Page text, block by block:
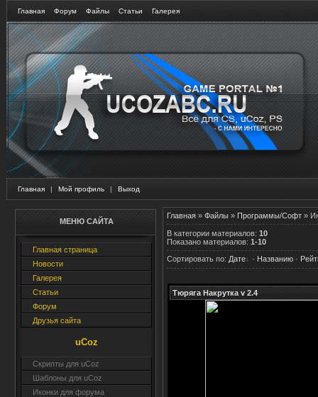
Главная Форум Файлы Статьи Галерея
Главная | Мой профиль | Выход
МЕНЮ САЙТА
Главная страница
Новости
Галерея
Статьи
Форум
Друзья сайта
uCoz
Скрипты для uCoz
Шаблоны для uCoz
Иконки для форума
Главная » Файлы » Программы/Софт »
В категории материалов: 10
Показано материалов: 1-10
Сортировать по: Дате · Названию ·
Тюряга Накрутка v 2.4